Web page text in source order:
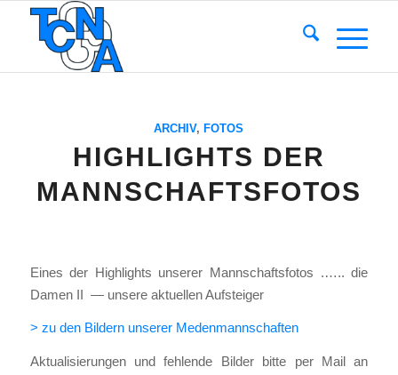
ARCHIV, FOTOS
HIGHLIGHTS DER
MANNSCHAFTSFOTOS
Eines der High­lights unse­rer Mann­schafts­fo­tos .….. die
Damen II — unse­re aktu­el­len Auf­stei­ger
> zu den Bil­dern unse­rer Meden­mann­schaf­ten
Aktua­li­sie­run­gen und feh­len­de Bil­der bit­te per Mail an